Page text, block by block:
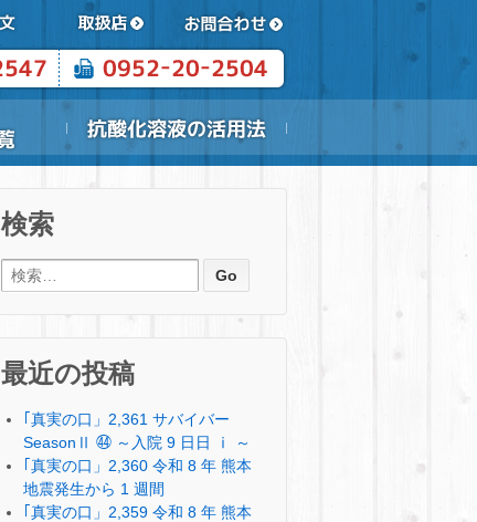
検索
検索:
最近の投稿
｢真実の口」2,361 サバイバー
SeasonⅡ ㊹ ～入院 9 日日 ⅰ ～
｢真実の口」2,360 令和 8 年 熊本
地震発生から 1 週間
｢真実の口」2,359 令和 8 年 熊本